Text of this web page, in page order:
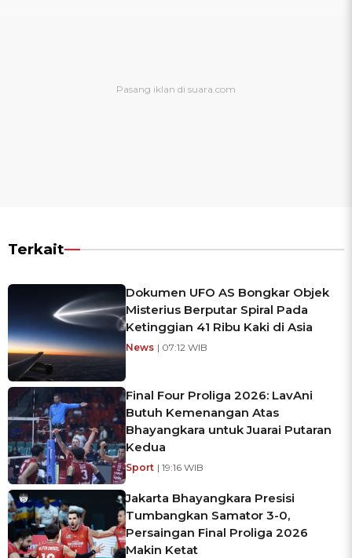
Terkait
Dokumen UFO AS Bongkar Objek
Misterius Berputar Spiral Pada
Ketinggian 41 Ribu Kaki di Asia
News | 07:12 WIB
Final Four Proliga 2026: LavAni
Butuh Kemenangan Atas
Bhayangkara untuk Juarai Putaran
Kedua
Sport | 19:16 WIB
Jakarta Bhayangkara Presisi
Tumbangkan Samator 3-0,
Persaingan Final Proliga 2026
Makin Ketat